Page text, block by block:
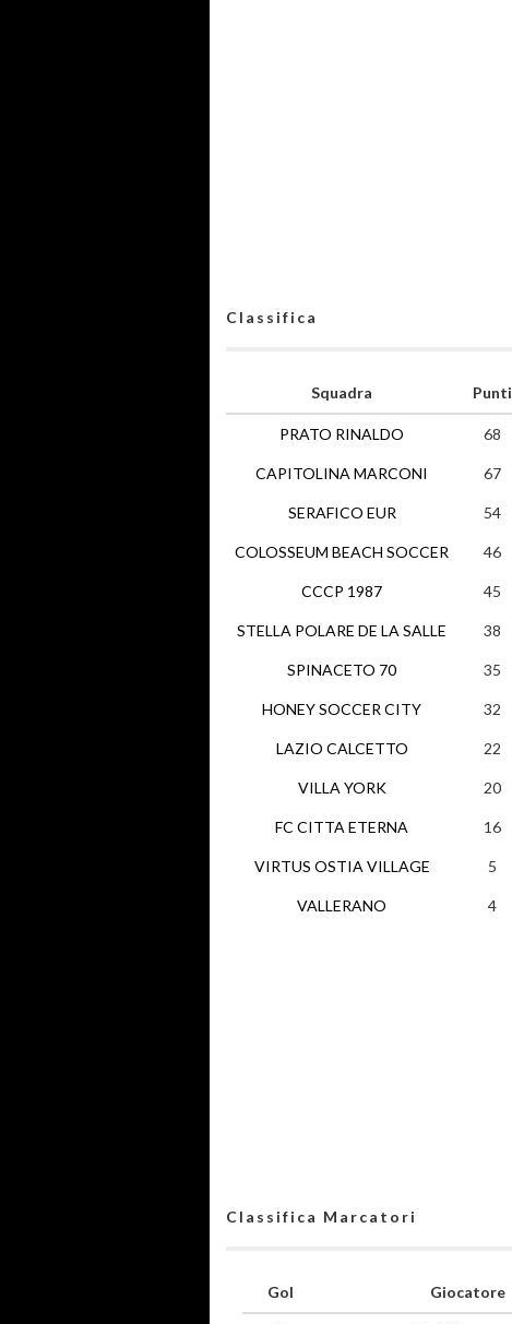
Classifica
Squadra
PRATO RINALDO
CAPITOLINA MARCONI
SERAFICO EUR
COLOSSEUM BEACH SOCCER
CCCP 1987
STELLA POLARE DE LA SALLE
SPINACETO 70
HONEY SOCCER CITY
LAZIO CALCETTO
VILLA YORK
FC CITTA ETERNA
VIRTUS OSTIA VILLAGE
VALLERANO
Punti
68
67
54
46
45
38
35
32
22
20
16
5
4
Classifica Marcatori
Gol Giocatore